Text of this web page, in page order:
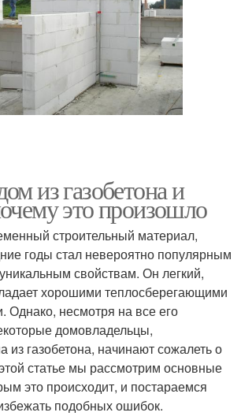
из газобетона и
это произошло
строительный материал,
годы стал невероятно популярным
свойствам. Он легкий,
хорошими теплосберегающими
Однако, несмотря на все его
домовладельцы,
из газобетона, начинают сожалеть о
статье мы рассмотрим основные
это происходит, и постараемся
подобных ошибок.